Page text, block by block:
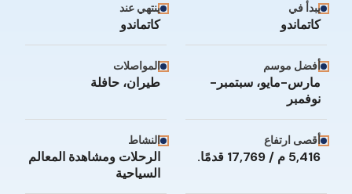
يبدأ في
كاتماندو
ينتهي عند
كاتماندو
أفضل موسم
مارس-مايو، سبتمبر-
نوفمبر
المواصلات
طيران، حافلة
أقصى ارتفاع
5,416 م / 17,769 قدمًا.
النشاط
الرحلات ومشاهدة المعالم
السياحية